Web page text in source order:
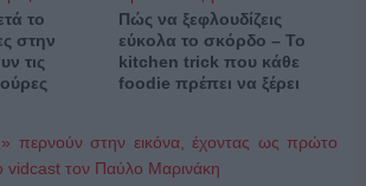
το
στην
τις
Πώς να ξεφλουδίζεις
εύκολα το σκόρδο – Το
kitchen trick που κάθε
foodie πρέπει να ξέρει